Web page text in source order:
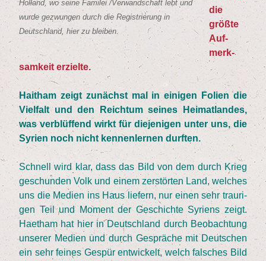
Hol­land, wo sei­ne Fami­lei /​Verwandschaft lebt und
wur­de gezwun­gen durch die Regis­trie­rung in
Deutsch­land, hier zu bleiben.
die
größ­te
Auf­
merk­
sam­keit erzielte.
Hait­ham zeigt zunächst mal in eini­gen Foli­en die
Viel­falt und den Reich­tum sei­nes Hei­mat­lan­des,
was ver­blüf­fend wirkt für die­je­ni­gen unter uns, die
Syri­en noch nicht ken­nen­ler­nen durften.
Schnell wird klar, dass das Bild von dem durch Krieg
geschun­den Volk und einem zer­stör­ten Land, wel­ches
uns die Medi­en ins Haus lie­fern, nur einen sehr trau­ri­
gen Teil und Moment der Geschich­te Syri­ens zeigt.
Haet­ham hat hier in Deutsch­land durch Beob­ach­tung
unse­rer Medi­en und durch Gesprä­che mit Deut­schen
ein sehr fei­nes Gespür ent­wi­ckelt, welch fal­sches Bild